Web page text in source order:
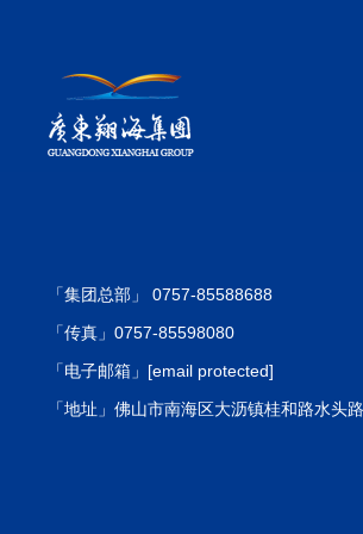
「集团总部」 0757-85588688
「传真」0757-85598080
「电子邮箱」 [email protected]
「地址」佛山市南海区大沥镇桂和路水头